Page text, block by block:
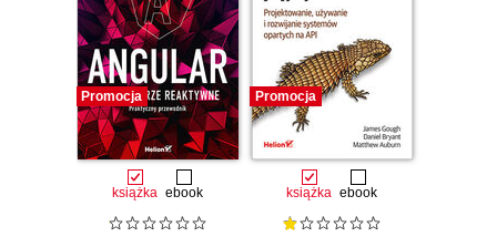
Promocja
książka ebook
Promocja
książka ebook